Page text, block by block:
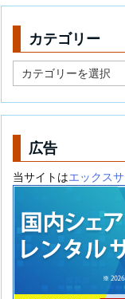
カテゴリー
テ
リ
広告
当サイトはエックス